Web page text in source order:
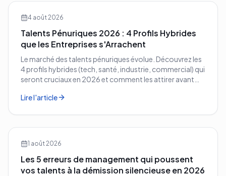
4 août 2026
Talents Pénuriques 2026 : 4 Profils Hybrides
que les Entreprises s'Arrachent
Le marché des talents pénuriques évolue. Découvrez les
4 profils hybrides (tech, santé, industrie, commercial) qui
seront cruciaux en 2026 et comment les attirer avant
Lire l'article
1 août 2026
Les 5 erreurs de management qui poussent
vos talents à la démission silencieuse en 2026